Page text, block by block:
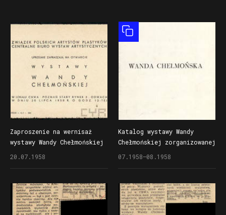
Zaproszenie na wernisaż
wystawy Wandy Chełmońskiej
(Odwach)
20.07.1958
Katalog wystawy Wandy
Chełmońskiej zorganizowanej
07.1958–08.1958